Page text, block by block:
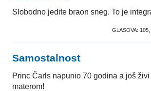
Slobodno jedite braon sneg. To je
GLASOVA: 105
Samostalnost
Princ Čarls napunio 70 godina a još živi
materom!